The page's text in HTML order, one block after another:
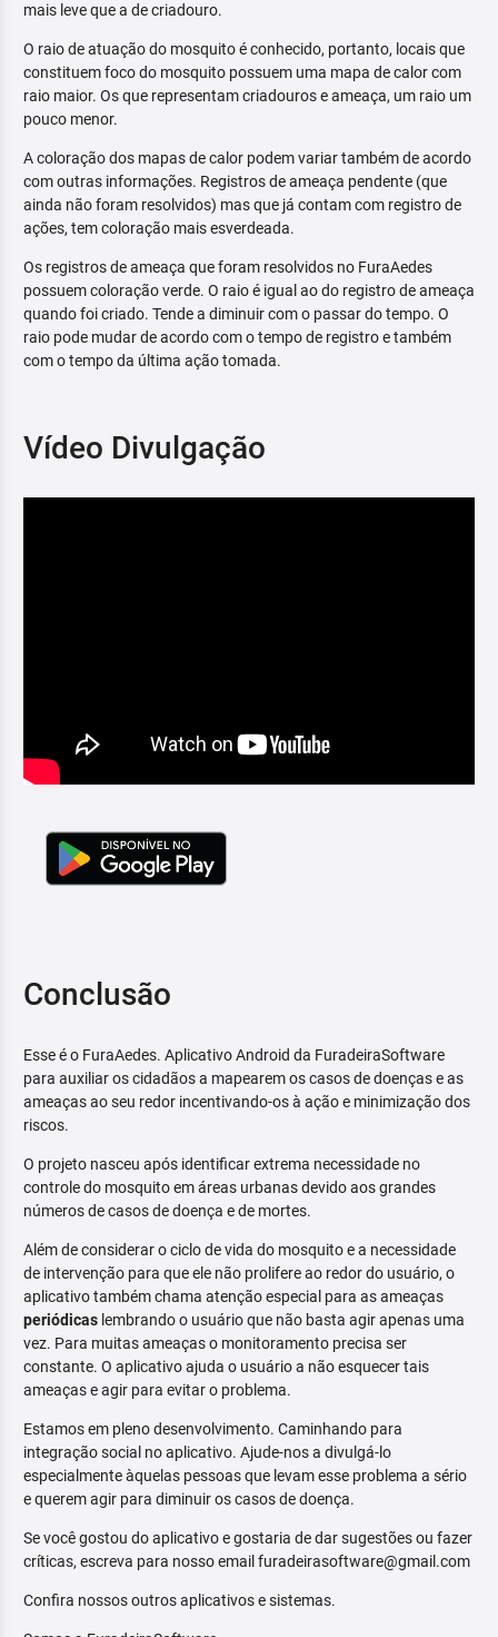
mais leve que a de criadouro.
O raio de atuação do mosquito é conhecido, portanto, locais que
constituem foco do mosquito possuem uma mapa de calor com
raio maior. Os que representam criadouros e ameaça, um raio um
pouco menor.
A coloração dos mapas de calor podem variar também de acordo
com outras informações. Registros de ameaça pendente (que
ainda não foram resolvidos) mas que já contam com registro de
ações, tem coloração mais esverdeada.
Os registros de ameaça que foram resolvidos no FuraAedes
possuem coloração verde. O raio é igual ao do registro de ameaça
quando foi criado. Tende a diminuir com o passar do tempo. O
raio pode mudar de acordo com o tempo de registro e também
com o tempo da última ação tomada.
Vídeo Divulgação
Conclusão
Esse é o FuraAedes. Aplicativo Android da FuradeiraSoftware
para auxiliar os cidadãos a mapearem os casos de doenças e as
ameaças ao seu redor incentivando-os à ação e minimização dos
riscos.
O projeto nasceu após identificar extrema necessidade no
controle do mosquito em áreas urbanas devido aos grandes
números de casos de doença e de mortes.
Além de considerar o ciclo de vida do mosquito e a necessidade
de intervenção para que ele não prolifere ao redor do usuário, o
aplicativo também chama atenção especial para as ameaças
periódicas lembrando o usuário que não basta agir apenas uma
vez. Para muitas ameaças o monitoramento precisa ser
constante. O aplicativo ajuda o usuário a não esquecer tais
ameaças e agir para evitar o problema.
Estamos em pleno desenvolvimento. Caminhando para
integração social no aplicativo. Ajude-nos a divulgá-lo
especialmente àquelas pessoas que levam esse problema a sério
e querem agir para diminuir os casos de doença.
Se você gostou do aplicativo e gostaria de dar sugestões ou fazer
críticas, escreva para nosso email furadeirasoftware@gmail.com
Confira nossos outros aplicativos e sistemas.